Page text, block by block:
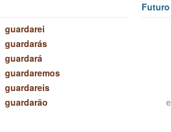
guardarei
guardarás
guardará
guardaremos
guardareis
guardarão